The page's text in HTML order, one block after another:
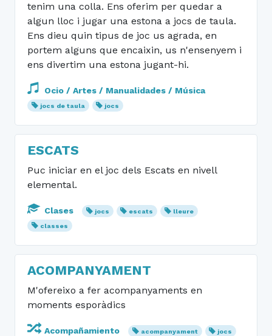
tenim una colla. Ens oferim per quedar a
algun lloc i jugar una estona a jocs de taula.
Ens dieu quin tipus de joc us agrada, en
portem alguns que encaixin, us n'ensenyem i
ens divertim una estona jugant-hi.
Ocio / Artes / Manualidades / Música
jocs de taula jocs
ESCATS
Puc iniciar en el joc dels Escats en nivell
elemental.
Clases jocs escats
lleure
classes
ACOMPANYAMENT
M'ofereixo a fer acompanyaments en
moments esporàdics
Acompañamiento acompanyament jocs